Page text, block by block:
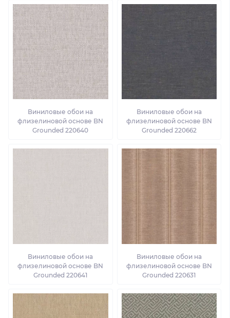
Виниловые обои на
флизелиновой основе BN
Grounded 220640
Виниловые обои на
флизелиновой основе BN
Grounded 220662
Виниловые обои на
флизелиновой основе BN
Grounded 220641
Виниловые обои на
флизелиновой основе BN
Grounded 220631